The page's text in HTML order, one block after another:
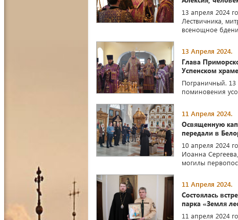
13 апреля 2024
Лествичника,
всенощное
13 Апреля 2024.
Глава
Успенском
Пограничный. 13
поминовения
11 Апреля 2024.
Освященную
передали в
10 апреля 2024
Иоанна
могилы
11 Апреля 2024.
Состоялась
парка «Земля
11 апреля 2024